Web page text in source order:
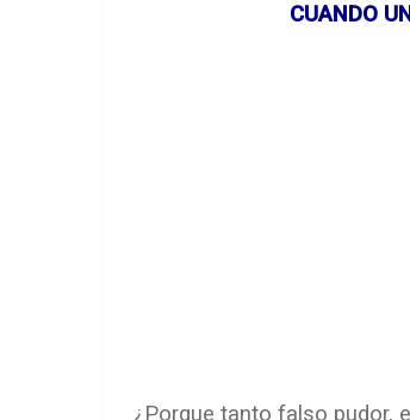
CUANDO
¿Porque tanto falso pudor,